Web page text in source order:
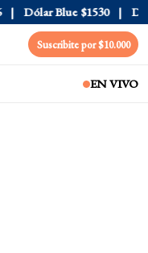
Dólar Blue $1530 Dólar
Suscribite por $10.000
EN VIVO